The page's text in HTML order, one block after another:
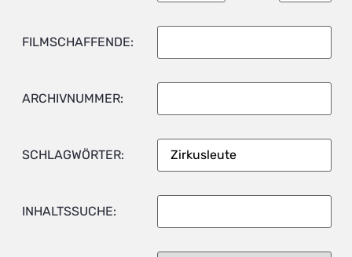
FILMSCHAFFENDE:
ARCHIVNUMMER:
SCHLAGWÖRTER:
INHALTSSUCHE: